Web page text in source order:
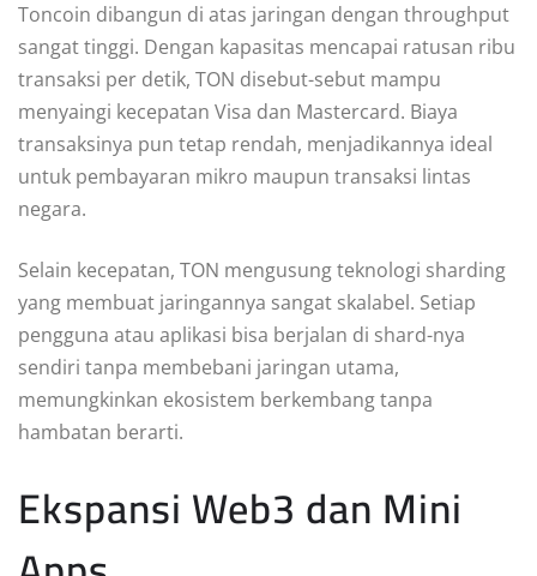
Toncoin dibangun di atas jaringan dengan throughput
sangat tinggi. Dengan kapasitas mencapai ratusan ribu
transaksi per detik, TON disebut-sebut mampu
menyaingi kecepatan Visa dan Mastercard. Biaya
transaksinya pun tetap rendah, menjadikannya ideal
untuk pembayaran mikro maupun transaksi lintas
negara.
Selain kecepatan, TON mengusung teknologi sharding
yang membuat jaringannya sangat skalabel. Setiap
pengguna atau aplikasi bisa berjalan di shard-nya
sendiri tanpa membebani jaringan utama,
memungkinkan ekosistem berkembang tanpa
hambatan berarti.
Ekspansi Web3 dan Mini